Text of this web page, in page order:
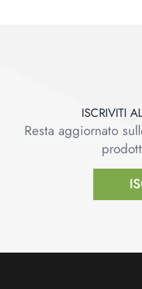
ISCRIVITI
Resta aggiornato